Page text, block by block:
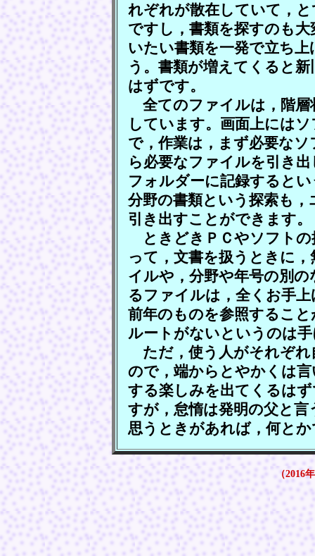
れぞれが散在していて，
ですし，書類を探すのも
いたい書類を一発で立ち
う。書類が増えてくると
はずです。
全てのファイルは，階層
しています。画面上には
で，作業は，まず必要な
ら必要なファイルを引き
フォルダーに記録すると
分野の書類という探索も
引き出すことができます。
ときどきＰＣやソフトの
って，文書を扱うときに
イルや，分野や年号の別
るファイルは，全くお手
前年のものを参照するこ
ルートがないというのは
ただ，使う人がそれぞれ
ので，端からとやかくは
する楽しみを出てくるは
すが，怠惰は発明の父と
思うときがあれば，何と
（2016